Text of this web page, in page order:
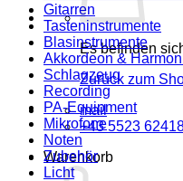
Es befinden
Zurück zum
mail
+43 5523
Warenkorb
Gitarren
Tasteninstrumente
Blasinstrumente
Akkordeon &
Schlagzeug
Recording
PA-Equipment
Mikrofone
Noten
Zubehör
Licht